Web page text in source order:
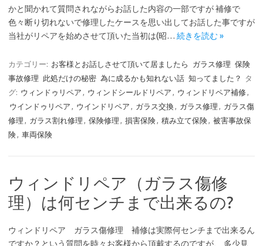
かと聞かれて質問されながらお話した内容の一部ですが 補修で
色々断り切れないで修理したケースを思い出してお話した事ですが
当社がリペアを始めさせて頂いた当初は(昭… 続きを読む »
カテゴリー: お客様とお話しさせて頂いて居ましたら ガラス修理 保険
事故修理
此処だけの秘密 為に成るかも知れない話 知ってました？
タ
グ: ウィンドゥリペア , ウィンドシールドリペア , ウィンドリペア補修,
ウインドゥリペア , ウインドリペア , ガラス交換, ガラス修理 , ガラス傷
修理 , ガラス割れ修理 , 保険修理 , 損害保険, 積み立て保険, 被害事故保
険, 車両保険
ウィンドリペア（ガラス傷修
理）は何センチまで出来るの?
ウィンドリペア ガラス傷修理 補修は実際何センチまで出来るん
ですか？という質問を時々お客様から頂戴するのですが、 多少見